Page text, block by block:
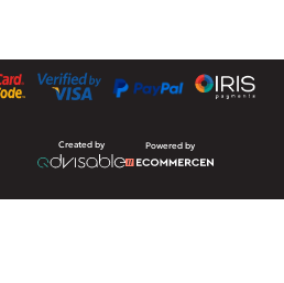
Created by Powered by